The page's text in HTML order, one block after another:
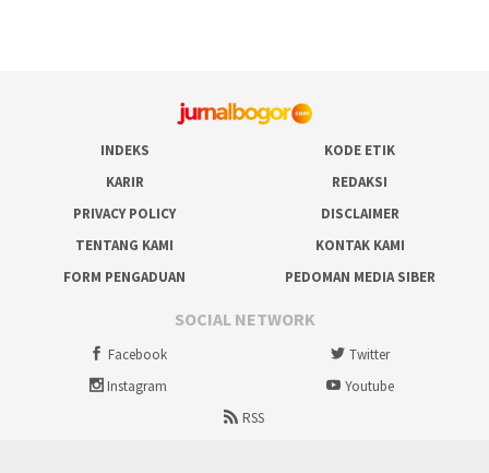
INDEKS
KODE ETIK
KARIR
REDAKSI
PRIVACY POLICY
DISCLAIMER
TENTANG KAMI
KONTAK KAMI
FORM PENGADUAN
PEDOMAN MEDIA SIBER
SOCIAL NETWORK
Facebook
Twitter
Instagram
Youtube
RSS